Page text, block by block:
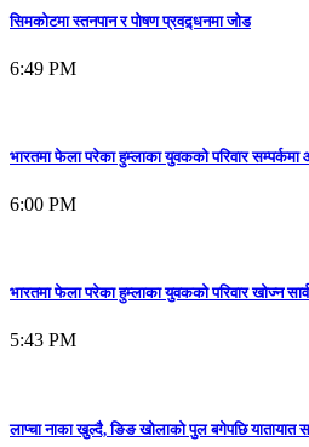
सिमकोटमा स्तनपान र पोषण प्रवद्र्धनमा जोड
6:49 PM
भारतमा फेला परेका हुम्लाका युवकको परिवार
6:00 PM
भारतमा फेला परेका हुम्लाका युवकको परिवार खोज्न
5:43 PM
लाप्चा नाका खुल्दै, ङिङ खोलाको पुल बगेपछि यातायात